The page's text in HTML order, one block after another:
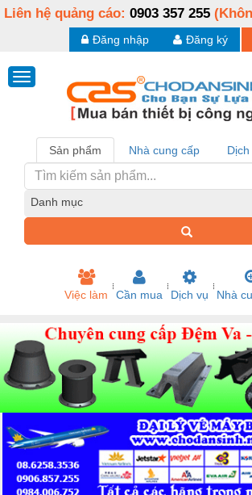
Liên hệ quảng cáo: 0903 357 255
Đăng ký
Đăng nhập
Sản phẩm Nhà cung cấp Dịch
Danh mục
Việc làm Cần mua Dịch vụ Nhà